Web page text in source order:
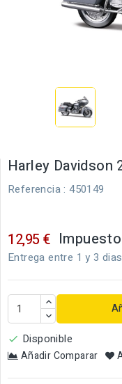
Harley Davidson
Referencia : 450149
12,95 €
Entrega entre 1 y 3 dias
 Disponible
Añadir Comparar